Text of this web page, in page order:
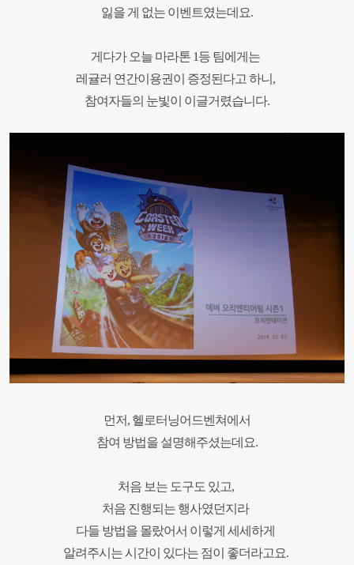
잃을 게 없는 이벤트였는데요.
게다가 오늘 마라톤 1등 팀에게는
레귤러 연간이용권이 증정된다고 하니 ,
참여자들의 눈빛이 이글거렸습니다.
먼저, 헬로터닝어드벤쳐에서
참여 방법을 설명해주셨는데요.
처음 보는 도구도 있고,
처음 진행되는 행사였던지라
다들 방법을 몰랐어서 이렇게 세세하게
알려주시는 시간이 있다는 점이 좋더라고요.